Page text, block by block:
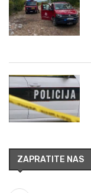
ZAPRATITE NAS